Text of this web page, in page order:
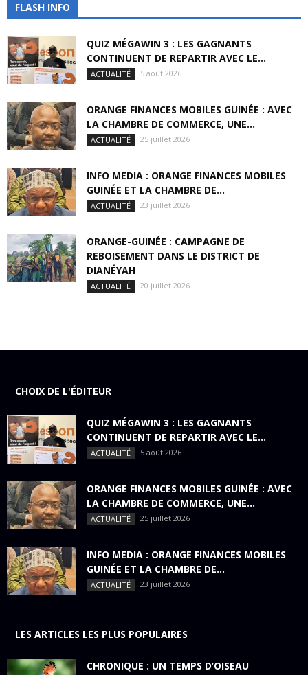
FLASH INFO
QUIZ MÉGAWIN 3 : LES GAGNANTS
CONTINUENT DE REPARTIR AVEC LE...
ACTUALITÉ 5 août 2026
ORANGE FINANCES MOBILES GUINÉE : AVEC
LA CHAMBRE DE COMMERCE, UNE...
ACTUALITÉ 25 juillet 2026
INFO MEDIA : ORANGE FINANCES MOBILES
GUINÉE ET LA CHAMBRE DE...
ACTUALITÉ 23 juillet 2026
ORANGE-GUINÉE : CAMPAGNE DE
REBOISEMENT DANS LE DISTRICT DE
DIANÉYAH
ACTUALITÉ 20 juillet 2026
CHOIX DE L'ÉDITEUR
QUIZ MÉGAWIN 3 : LES GAGNANTS
CONTINUENT DE REPARTIR AVEC LE...
ACTUALITÉ 5 août 2026
ORANGE FINANCES MOBILES GUINÉE : AVEC
LA CHAMBRE DE COMMERCE, UNE...
ACTUALITÉ 25 juillet 2026
INFO MEDIA : ORANGE FINANCES MOBILES
GUINÉE ET LA CHAMBRE DE...
ACTUALITÉ 23 juillet 2026
LES ARTICLES LES PLUS POPULAIRES
CHRONIQUE : UN TEMPS D’OISEAU